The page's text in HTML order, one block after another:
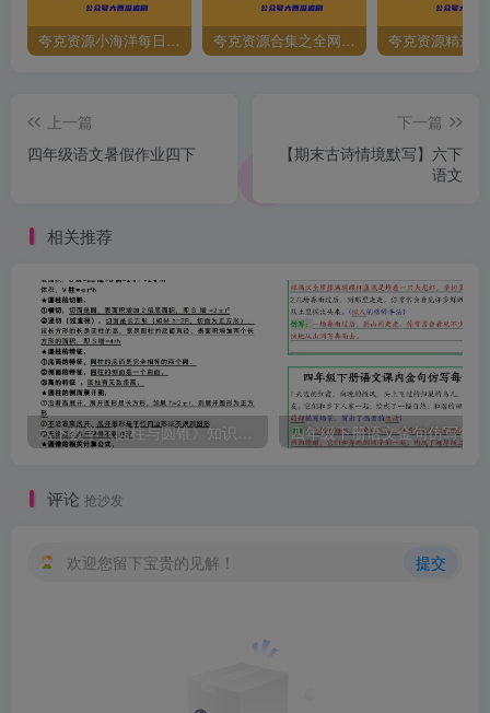
夸克资源小海洋每日更新资源大汇总（持续更新） 夸克资源合集之全网影视 夸克资源精选
上一篇
四年级语文暑假作业四下
下一篇
【期末古诗情境默写】六下
语文
相关推荐
六下数学《圆柱与圆锥》知识点归纳
评论 抢沙发
欢迎您留下宝贵的见解！ 提交